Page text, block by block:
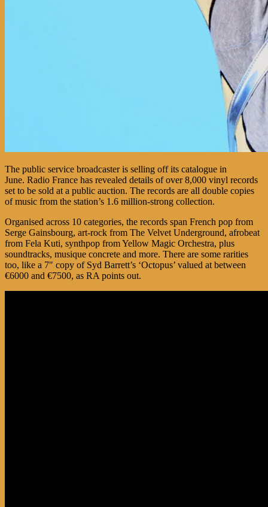
The public service broadcaster is selling off its catalogue in
June. Radio France has revealed details of over 8,000 vinyl records
set to be sold at a public auction. The records are all double copies
of music from the station’s 1.6 million-strong collection.
Organised across 10 categories, the records span French pop from
Serge Gainsbourg, art-rock from The Velvet Underground, afrobeat
from Fela Kuti, synthpop from Yellow Magic Orchestra, plus
soundtracks, musique concrete and more. There are some rarities
too, like a 7″ copy of Syd Barrett’s ‘Octopus’ valued at between
€6000 and €7500, as RA points out.